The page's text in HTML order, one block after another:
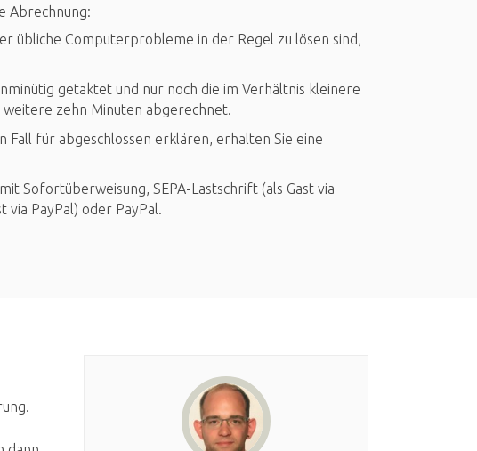
Abrechnung:
übliche Computerprobleme in der Regel zu lösen sind,
getaktet und nur noch die im Verhältnis kleinere
zehn Minuten abgerechnet.
Fall für abgeschlossen erklären, erhalten Sie eine
Sofortüberweisung, SEPA-Lastschrift (als Gast via
via PayPal) oder PayPal.